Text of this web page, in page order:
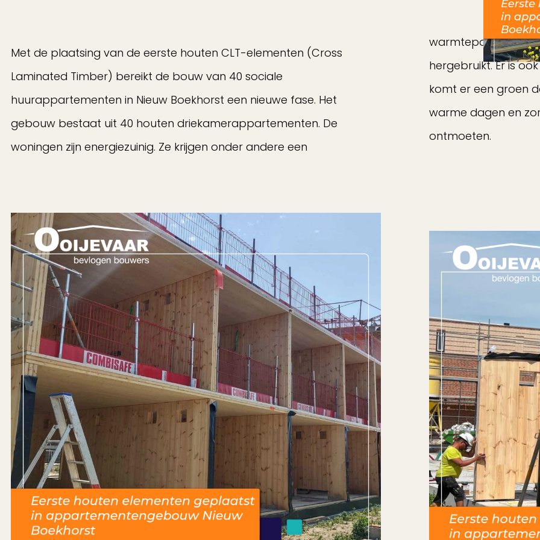
Met de plaatsing van de eerste houten CLT-elementen (Cross
Laminated Timber) bereikt de bouw van 40 sociale
huurappartementen in Nieuw Boekhorst een nieuwe fase. Het
gebouw bestaat uit 40 houten driekamerappartementen. De
woningen zijn energiezuinig. Ze krijgen onder andere een
warmtepomp,
hergebruikt. Er is
komt er een groen
warme dagen en
ontmoeten.